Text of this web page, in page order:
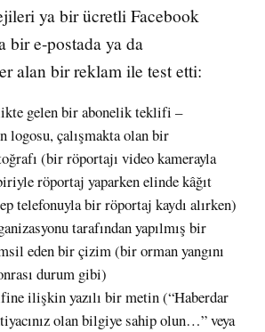
ya bir ücretli Facebook
bir e-postada ya da
alan bir reklam ile test etti:
gelen bir abonelik teklifi –
logosu, çalışmakta olan bir
(bir röportajı video kamerayla
röportaj yaparken elinde kâğıt
telefonuyla bir röportaj kaydı alırken)
tarafından yapılmış bir
eden bir çizim (bir orman yangını
durum gibi)
ilişkin yazılı bir metin (“Haberdar
olan bilgiye sahip olun…” veya